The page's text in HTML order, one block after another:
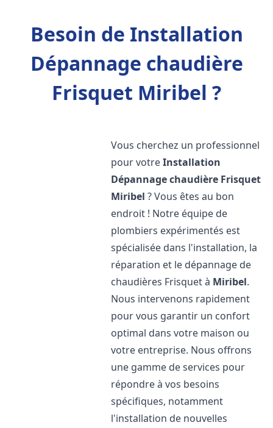
Besoin de Installation
Dépannage chaudière
Frisquet Miribel ?
Vous cherchez un professionnel
pour votreInstallation
Dépannage chaudière Frisquet
Miribel ? Vous êtes au bon
endroit ! Notre équipe de
plombiers expérimentés est
spécialisée dans l'installation, la
réparation et le dépannage de
chaudières Frisquet à Miribel.
Nous intervenons rapidement
pour vous garantir un confort
optimal dans votre maison ou
votre entreprise. Nous offrons
une gamme de services pour
répondre à vos besoins
spécifiques, notamment
l'installation de nouvelles